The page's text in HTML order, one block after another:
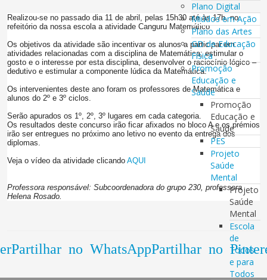
Plano Digital
Miúdos em Ação
Plano das Artes
GD de Educação
Física
Promoção
Educação e
Saúde
Promoção
Educação e
Saúde
PES
Projeto
Saúde
Mental
Projeto
Saúde
Mental
Escola
de
Todos
e para
Todos
Realizou-se no passado dia 11 de abril, pelas 15h30 até às 17h, no
refeitório da nossa escola a atividade Canguru Matemático
Os objetivos da atividade são incentivar os alunos a participar em
atividades relacionadas com a disciplina de Matemática; estimular o
gosto e o interesse por esta disciplina, desenvolver o raciocínio lógico –
dedutivo e estimular a componente lúdica da Matemática.
Os intervenientes deste ano foram os professores de Matemática e
alunos do 2º e 3º ciclos.
Serão apurados os 1º, 2º, 3º lugares em cada categoria.
Os resultados deste concurso irão ficar afixados no bloco A e os prémios
irão ser entregues no próximo ano letivo no evento da entrega dos
diplomas.
Veja o vídeo da atividade clicando AQUI
Professora responsável: Subcoordenadora do grupo 230, professora
Helena Rosado.
Partilhar no WhatsAppPartilhar no